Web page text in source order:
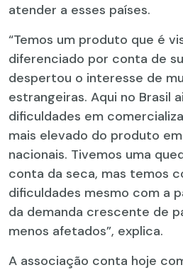
atender a esses países.
“Temos um produto que é
diferenciado por conta de
despertou o interesse de
estrangeiras. Aqui no Brasil
dificuldades em
mais elevado do produto
nacionais. Tivemos uma
conta da seca, mas temos
dificuldades mesmo com a
da demanda crescente de
menos afetados”, explica.
A associação conta hoje